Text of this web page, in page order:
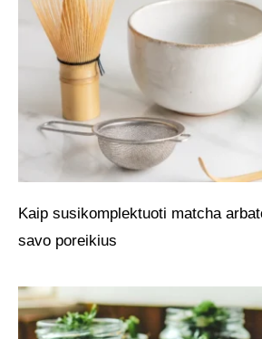
Kaip susikomplektuoti matcha
savo poreikius